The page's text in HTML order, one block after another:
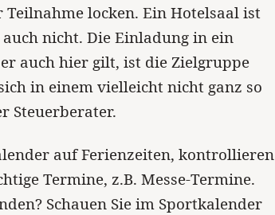
locken. Ein Hotelsaal ist
nicht. Die Einladung in ein
auch hier gilt, ist die Zielgruppe
in einem vielleicht nicht ganz so
Steuerberater.
auf Ferienzeiten, kontrollieren
Termine, z.B. Messe-Termine.
Schauen Sie im Sportkalender